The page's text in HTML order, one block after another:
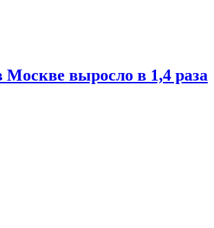
Москве выросло в 1,4 раза